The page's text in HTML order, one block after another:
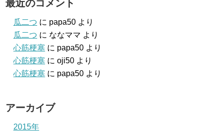
最近のコメント
瓜二つ に papa50 より
瓜二つ に ななママ より
心筋梗塞 に papa50 より
心筋梗塞 に oji50 より
心筋梗塞 に papa50 より
アーカイブ
2015年